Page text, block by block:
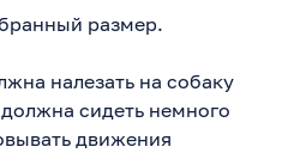
размер.
налезать на собаку
сидеть немного
движения